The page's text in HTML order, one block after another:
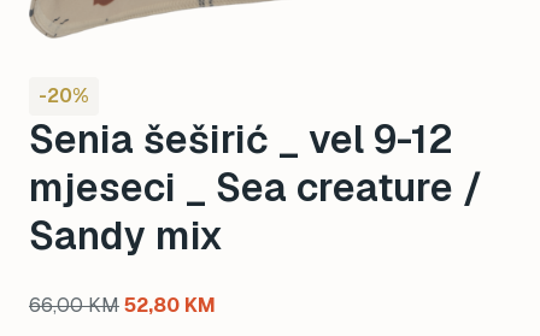
-20%
Senia šeširić _ vel 9-12
mjeseci _ Sea creature /
Sandy mix
66,00KMOriginal
52,80 KM